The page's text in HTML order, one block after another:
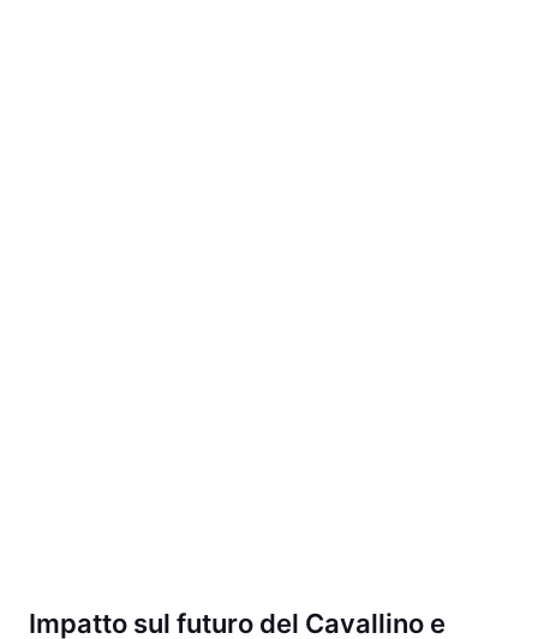
Impatto sul futuro del Cavallino e